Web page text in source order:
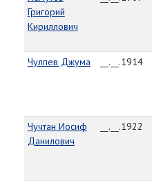
Григорий
Кириллович
Чулпев Джума
__.__.1914
Чучтан Иосиф
Данилович
__.__.1922